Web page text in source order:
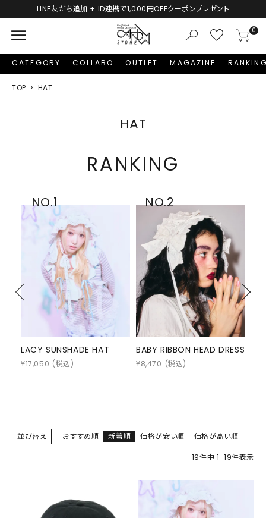
新規会員登録で1,000円分のポイントプレゼント！
menu 0
CATEGORY COLLABO OUTLET MAGAZINE
TOP HAT
HAT
RANKING
BABY RIBBON HEAD DRESS
¥8,470 (税込)
BUNNY EAR KNIT FLIGHT
CAP
並び替え おすすめ順 新着順 価格が安い順 価格が高い順
19件中 1-19件表示